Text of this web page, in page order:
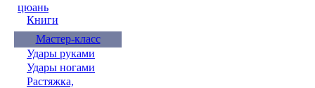
цюань
Книги
Мастер-класс
Удары руками
Удары ногами
Растяжка,